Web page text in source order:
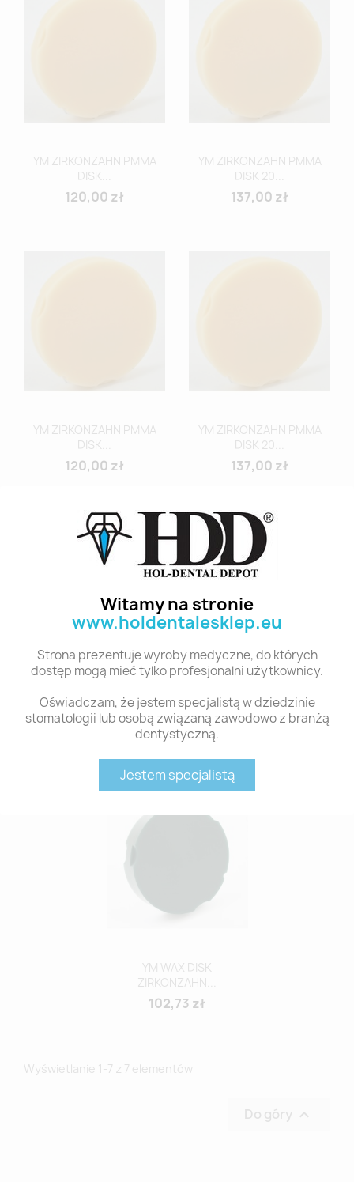
Witamy na stronie
www.holdentalesklep.eu
Strona prezentuje wyroby medyczne, do których
dostęp mogą mieć tylko profesjonalni użytkownicy.
Oświadczam, że jestem specjalistą w dziedzinie
stomatologii lub osobą związaną zawodowo z branżą
dentystyczną.
Jestem specjalistą
YM ZIRKONZAHN PMMA
DISK...
120,00 zł
YM ZIRKONZAHN PMMA
DISK 20...
137,00 zł
YM ZIRKONZAHN PMMA
DISK...
120,00 zł
YM ZIRKONZAHN PMMA
DISK 20...
137,00 zł
YM WAX DISK
ZIRKONZAHN...
YM WAX DISK
ZIRKONZAHN...
YM WAX DISK
ZIRKONZAHN...
102,73 zł
Wyświetlanie 1-7 z 7 elementów
Do góry 